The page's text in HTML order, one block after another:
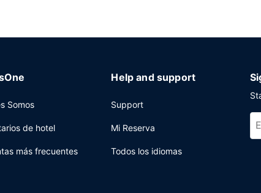
Somos
de hotel
más frecuentes
Help and support
Support
Mi Reserva
Todos los idiomas